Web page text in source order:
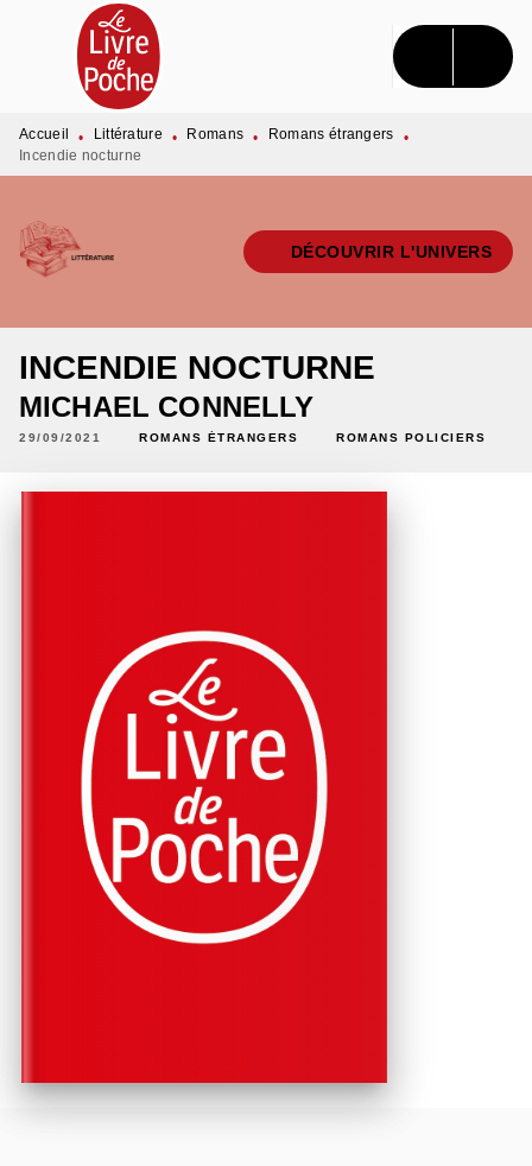
MENU RECHERCHE CONTENU
PIED DE PAGE
Accueil • Littérature • Romans • Romans étrangers
•
Incendie nocturne
DÉCOUVRIR L'UNIVERS
INCENDIE NOCTURNE
MICHAEL CONNELLY
29/09/2021 ROMANS ÉTRANGERS ROMANS POLICIERS